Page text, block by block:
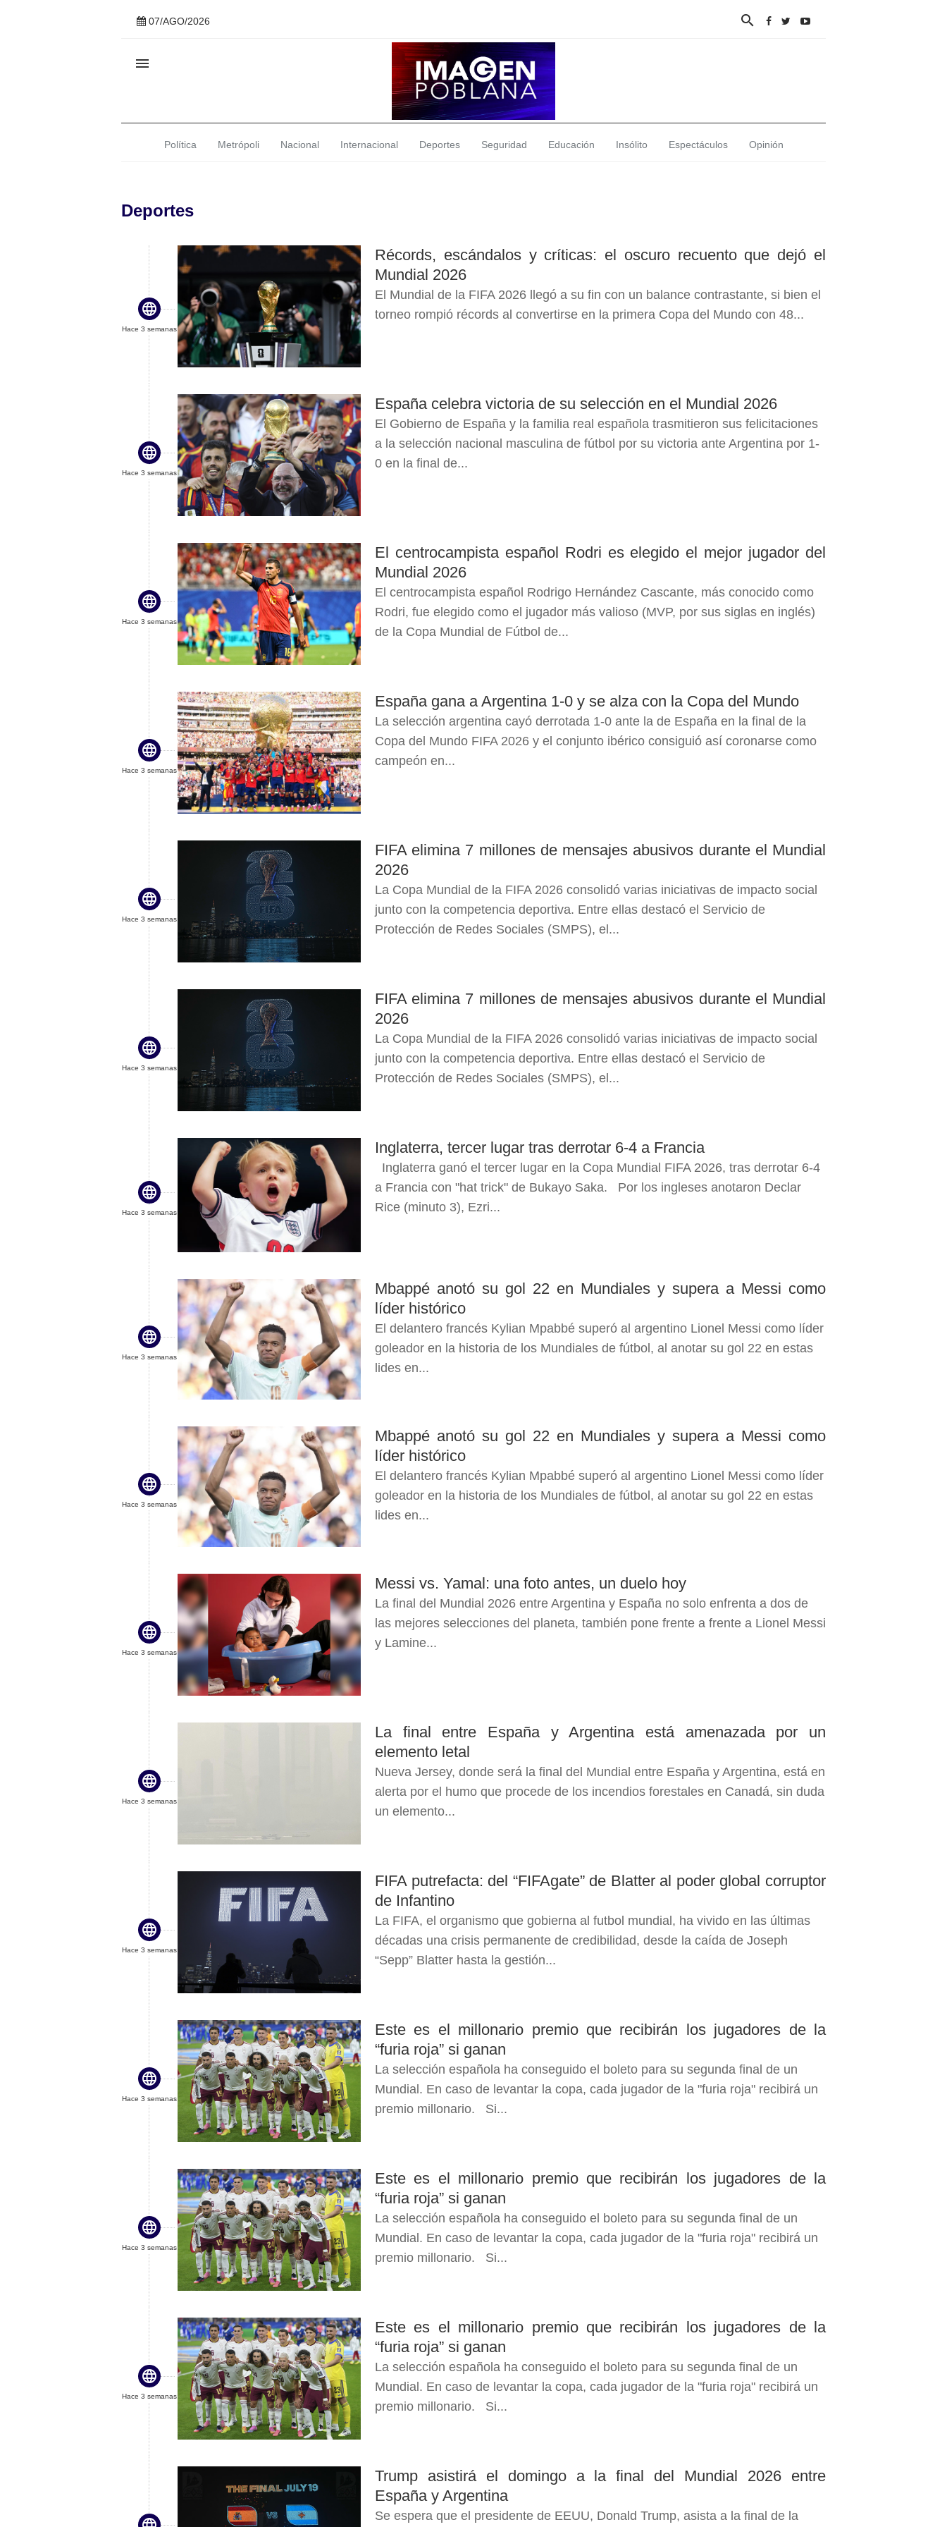
07/AGO/2026 

Política Metrópoli Nacional Internacional Deportes Seguridad Educación Insólito Espectáculos Opinión
Deportes

Hace 3 semanas
Récords, escándalos y críticas: el oscuro recuento que dejó el
Mundial 2026
El Mundial de la FIFA 2026 llegó a su fin con un balance contrastante, si bien el
torneo rompió récords al convertirse en la primera Copa del Mundo con 48...

Hace 3 semanas
España celebra victoria de su selección en el Mundial 2026
El Gobierno de España y la familia real española trasmitieron sus felicitaciones
a la selección nacional masculina de fútbol por su victoria ante Argentina por 1-
0 en la final de...

Hace 3 semanas
El centrocampista español Rodri es elegido el mejor jugador del
Mundial 2026
El centrocampista español Rodrigo Hernández Cascante, más conocido como
Rodri, fue elegido como el jugador más valioso (MVP, por sus siglas en inglés)
de la Copa Mundial de Fútbol de...

Hace 3 semanas
España gana a Argentina 1-0 y se alza con la Copa del Mundo
La selección argentina cayó derrotada 1-0 ante la de España en la final de la
Copa del Mundo FIFA 2026 y el conjunto ibérico consiguió así coronarse como
campeón en...

Hace 3 semanas
FIFA elimina 7 millones de mensajes abusivos durante el Mundial
2026
La Copa Mundial de la FIFA 2026 consolidó varias iniciativas de impacto social
junto con la competencia deportiva. Entre ellas destacó el Servicio de
Protección de Redes Sociales (SMPS), el...

Hace 3 semanas
FIFA elimina 7 millones de mensajes abusivos durante el Mundial
2026
La Copa Mundial de la FIFA 2026 consolidó varias iniciativas de impacto social
junto con la competencia deportiva. Entre ellas destacó el Servicio de
Protección de Redes Sociales (SMPS), el...

Hace 3 semanas
Inglaterra, tercer lugar tras derrotar 6-4 a Francia
Inglaterra ganó el tercer lugar en la Copa Mundial FIFA 2026, tras derrotar 6-4
a Francia con "hat trick" de Bukayo Saka. Por los ingleses anotaron Declar
Rice (minuto 3), Ezri...

Hace 3 semanas
Mbappé anotó su gol 22 en Mundiales y supera a Messi como
líder histórico
El delantero francés Kylian Mpabbé superó al argentino Lionel Messi como líder
goleador en la historia de los Mundiales de fútbol, al anotar su gol 22 en estas
lides en...

Hace 3 semanas
Mbappé anotó su gol 22 en Mundiales y supera a Messi como
líder histórico
El delantero francés Kylian Mpabbé superó al argentino Lionel Messi como líder
goleador en la historia de los Mundiales de fútbol, al anotar su gol 22 en estas
lides en...

Hace 3 semanas
Messi vs. Yamal: una foto antes, un duelo hoy
La final del Mundial 2026 entre Argentina y España no solo enfrenta a dos de
las mejores selecciones del planeta, también pone frente a frente a Lionel Messi
y Lamine...

Hace 3 semanas
La final entre España y Argentina está amenazada por un
elemento letal
Nueva Jersey, donde será la final del Mundial entre España y Argentina, está en
alerta por el humo que procede de los incendios forestales en Canadá, sin duda
un elemento...

Hace 3 semanas
FIFA putrefacta: del “FIFAgate” de Blatter al poder global corruptor
de Infantino
La FIFA, el organismo que gobierna al futbol mundial, ha vivido en las últimas
décadas una crisis permanente de credibilidad, desde la caída de Joseph
“Sepp” Blatter hasta la gestión...

Hace 3 semanas
Este es el millonario premio que recibirán los jugadores de la
“furia roja” si ganan
La selección española ha conseguido el boleto para su segunda final de un
Mundial. En caso de levantar la copa, cada jugador de la "furia roja" recibirá un
premio millonario. Si...

Hace 3 semanas
Este es el millonario premio que recibirán los jugadores de la
“furia roja” si ganan
La selección española ha conseguido el boleto para su segunda final de un
Mundial. En caso de levantar la copa, cada jugador de la "furia roja" recibirá un
premio millonario. Si...

Hace 3 semanas
Este es el millonario premio que recibirán los jugadores de la
“furia roja” si ganan
La selección española ha conseguido el boleto para su segunda final de un
Mundial. En caso de levantar la copa, cada jugador de la "furia roja" recibirá un
premio millonario. Si...
Trump asistirá el domingo a la final del Mundial 2026 entre
España y Argentina
Se espera que el presidente de EEUU, Donald Trump, asista a la final de la